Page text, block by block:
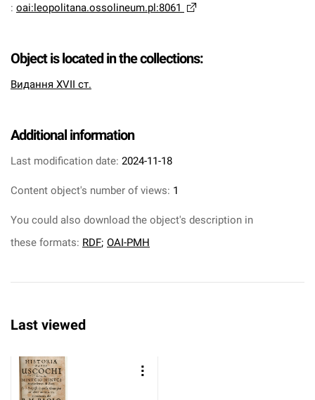
: oai:leopolitana.ossolineum.pl:8061
Object is located in the collections:
Видання XVII ст.
Additional information
Last modification date: 2024-11-18
Content object's number of views: 1
You could also download the object's description in
these formats: RDF; OAI-PMH
Last viewed